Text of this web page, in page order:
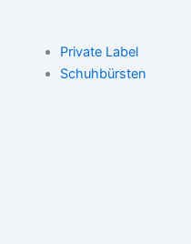
Private Label
Schuhbürsten